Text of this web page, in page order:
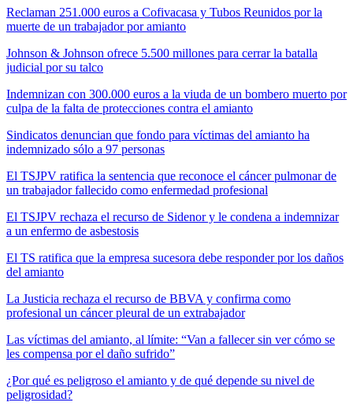
Reclaman 251.000 euros a Cofivacasa y Tubos Reunidos por la
muerte de un trabajador por amianto
Johnson & Johnson ofrece 5.500 millones para cerrar la batalla
judicial por su talco
Indemnizan con 300.000 euros a la viuda de un bombero muerto por
culpa de la falta de protecciones contra el amianto
Sindicatos denuncian que fondo para víctimas del amianto ha
indemnizado sólo a 97 personas
El TSJPV ratifica la sentencia que reconoce el cáncer pulmonar de
un trabajador fallecido como enfermedad profesional
El TSJPV rechaza el recurso de Sidenor y le condena a indemnizar
a un enfermo de asbestosis
El TS ratifica que la empresa sucesora debe responder por los daños
del amianto
La Justicia rechaza el recurso de BBVA y confirma como
profesional un cáncer pleural de un extrabajador
Las víctimas del amianto, al límite: “Van a fallecer sin ver cómo se
les compensa por el daño sufrido”
¿Por qué es peligroso el amianto y de qué depende su nivel de
peligrosidad?